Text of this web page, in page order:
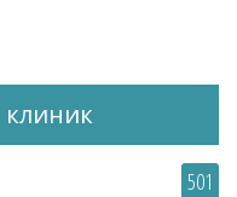
клиник
501